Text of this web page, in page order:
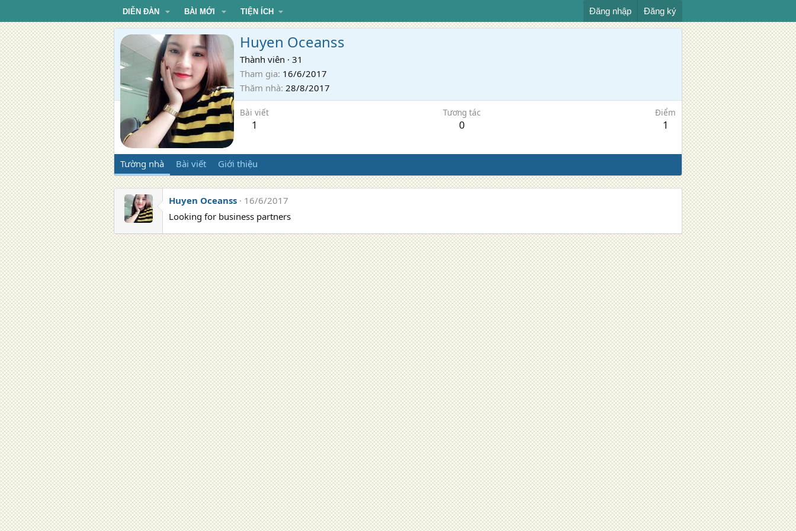
DIỄN ĐÀN BÀI MỚI TIỆN ÍCH Đăng nhập Đăng ký
Huyen Oceanss
Thành viên · 31
Tham gia 16/6/2017
Thăm nhà 28/8/2017
Bài viết
1
Tương tác
0
Điểm
1
Tường nhà Bài viết Giới thiệu
Huyen Oceanss
16/6/2017
Looking for business partners